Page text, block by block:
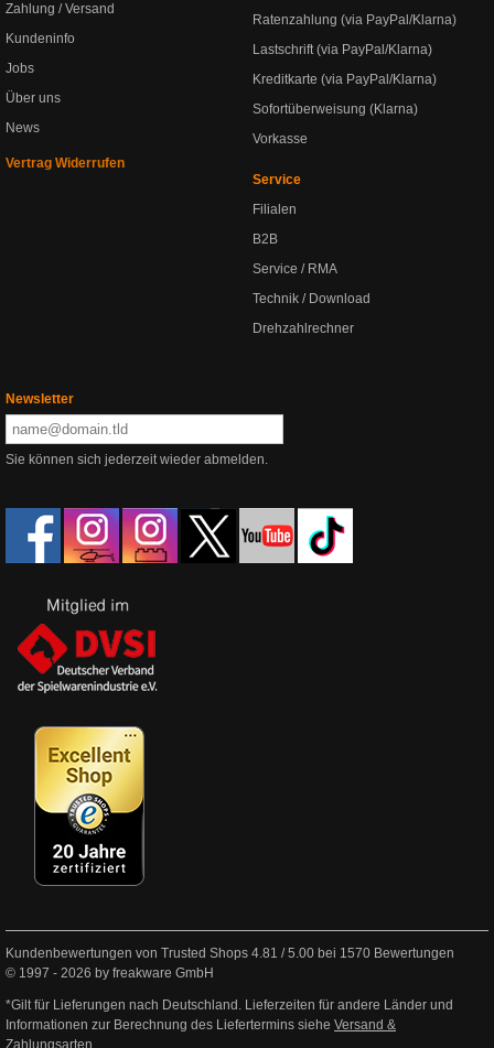
Zahlung / Versand
Kundeninfo
Jobs
Über uns
News
Vertrag Widerrufen
Ratenzahlung (via PayPal/Klarna)
Lastschrift (via PayPal/Klarna)
Kreditkarte (via PayPal/Klarna)
Sofortüberweisung (Klarna)
Vorkasse
Service
Filialen
B2B
Service / RMA
Technik / Download
Drehzahlrechner
Newsletter
Sie können sich jederzeit wieder abmelden.
Kundenbewertungen von Trusted Shops 4.81 /5.00 bei 1570 Bewertungen
© 1997 - 2026 by freakware GmbH
*Gilt für Lieferungen nach Deutschland. Lieferzeiten für andere Länder und
Informationen zur Berechnung des Liefertermins siehe Versand &
Zahlungsarten